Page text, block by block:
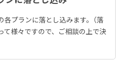
プランに落とし込みます。（落
て様々ですので、ご相談の上で決